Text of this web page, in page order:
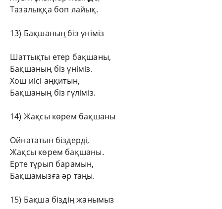
Тазалыққа боп лайық.
13) Бақшаның біз үніміз
Шаттықты етер бақшаны,
Бақшаның біз үніміз.
Хош иісі аңқитын,
Бақшаның біз гүліміз.
14) Жақсы көрем бақшаны
Ойнататын біздерді,
Жақсы көрем бақшаны.
Ерте тұрып барамын,
Бақшамызға әр таңы.
15) Бақша біздің жанымыз